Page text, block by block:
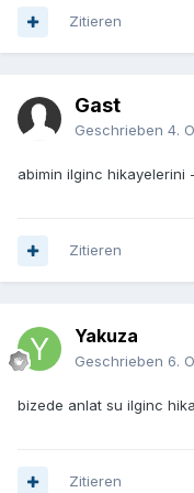
Zitieren
Gast
Geschrieben 4.
abimin ilginc hikayelerini
Zitieren
Yakuza
Geschrieben 6.
bizede anlat su ilginc
Zitieren